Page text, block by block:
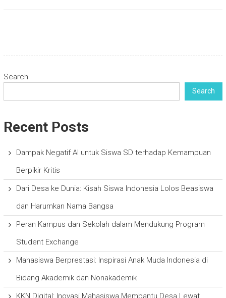
Search
Search
Recent Posts
Dampak Negatif AI untuk Siswa SD terhadap Kemampuan
Berpikir Kritis
Dari Desa ke Dunia: Kisah Siswa Indonesia Lolos Beasiswa
dan Harumkan Nama Bangsa
Peran Kampus dan Sekolah dalam Mendukung Program
Student Exchange
Mahasiswa Berprestasi: Inspirasi Anak Muda Indonesia di
Bidang Akademik dan Nonakademik
KKN Digital: Inovasi Mahasiswa Membantu Desa Lewat